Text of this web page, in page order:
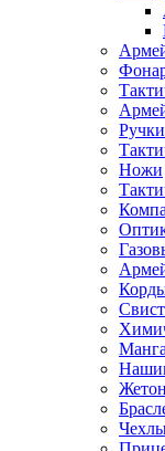
Ножи